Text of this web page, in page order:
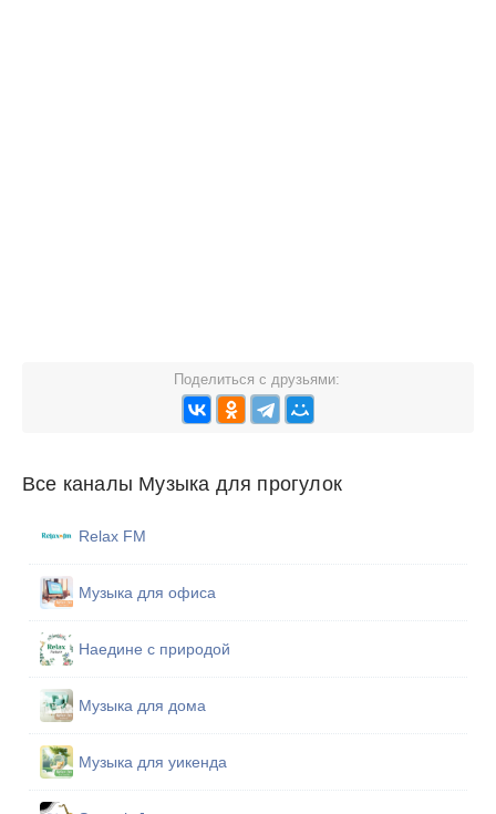
Поделиться с друзьями:
Все каналы Музыка для прогулок
Relax FM
Музыка для офиса
Наедине с природой
Музыка для дома
Музыка для уикенда